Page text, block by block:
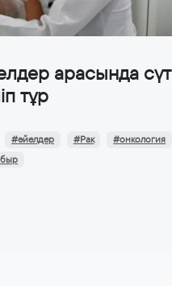
арасында сүт
тұр
#әйелдер #Рак
#онкология